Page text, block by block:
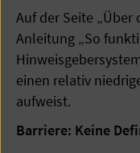
Auf der Seite
Anleitung „So
einen relativ
aufweist.
Barriere: Keine